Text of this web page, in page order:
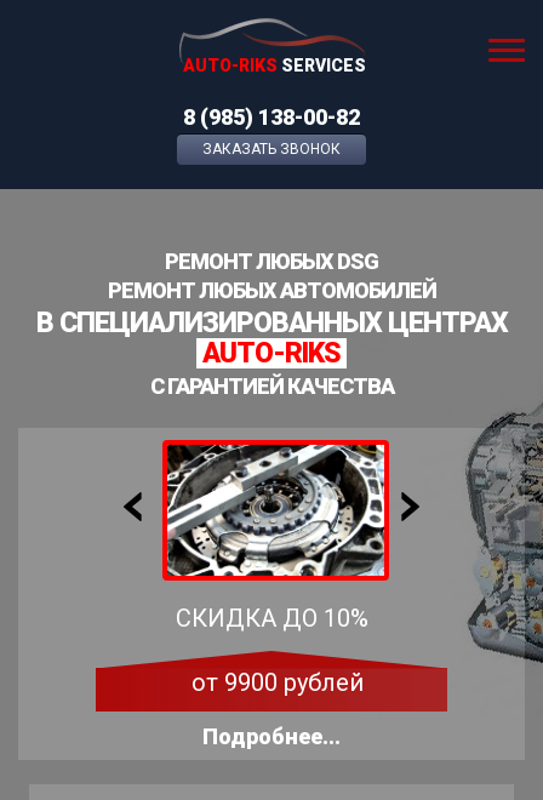
AUTO-RIKS SERVICES
8 (985) 138-00-82
ЗАКАЗАТЬ ЗВОНОК
РЕМОНТ ЛЮБЫХ DSG
РЕМОНТ ЛЮБЫХ АВТОМОБИЛЕЙ
В СПЕЦИАЛИЗИРОВАННЫХ ЦЕНТРАХ
AUTO-RIKS
С ГАРАНТИЕЙ КАЧЕСТВА
СКИДКА ДО 10%
от 9900 рублей
Подробнее...